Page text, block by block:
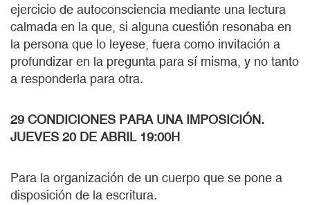
ejercicio de autoconsciencia mediante una lectura
calmada en la que, si alguna cuestión resonaba en
la persona que lo leyese, fuera como invitación a
profundizar en la pregunta para sí misma, y no tanto
a responderla para otra.
29 CONDICIONES PARA UNA IMPOSICIÓN.
JUEVES 20 DE ABRIL 19:00H
Para la organización de un cuerpo que se pone a
disposición de la escritura.